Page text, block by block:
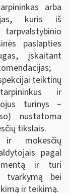
arba
kuris iš
paslapties
įskaitant
teiktinų
ir
turinys −
nustatoma
tikslais.
mokesčių
pagal
ir turi
tvarkymą bei
ir teikimą.